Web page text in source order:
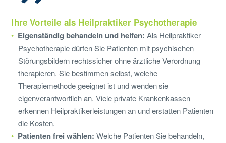
Ihre Vorteile als Heilpraktiker Psychotherapie
Eigenständig behandeln und helfen: Als Heilpraktiker
Psychotherapie dürfen Sie Patienten mit psychischen
Störungsbildern rechtssicher ohne ärztliche Verordnung
therapieren. Sie bestimmen selbst, welche
Therapiemethode geeignet ist und wenden sie
eigenverantwortlich an. Viele private Krankenkassen
erkennen Heilpraktikerleistungen an und erstatten Patienten
die Kosten.
Patienten frei wählen: Welche Patienten Sie behandeln,